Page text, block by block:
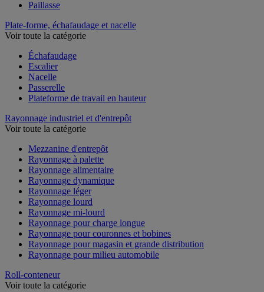
Paillasse
Plate-forme, échafaudage et nacelle
Voir toute la catégorie
Échafaudage
Escalier
Nacelle
Passerelle
Plateforme de travail en hauteur
Rayonnage industriel et d'entrepôt
Voir toute la catégorie
Mezzanine d'entrepôt
Rayonnage à palette
Rayonnage alimentaire
Rayonnage dynamique
Rayonnage léger
Rayonnage lourd
Rayonnage mi-lourd
Rayonnage pour charge longue
Rayonnage pour couronnes et bobines
Rayonnage pour magasin et grande distribution
Rayonnage pour milieu automobile
Roll-conteneur
Voir toute la catégorie